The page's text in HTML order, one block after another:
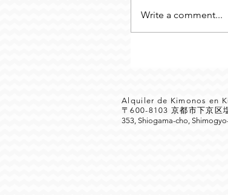
Write a comment...
Alquiler de Kimonos en
〒600-8103 京都市下京
353, Shiogama-cho,